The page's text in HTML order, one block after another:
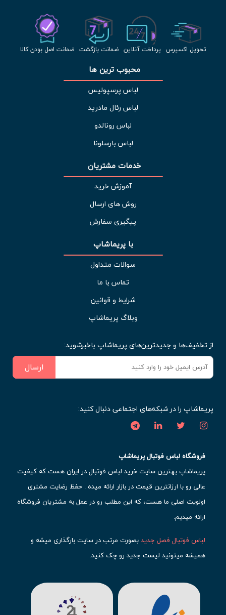
تحویل اکسپرس پرداخت آنلاین ضمانت بازگشت ضمانت اصل بودن کالا
محبوب ترین ها
لباس پرسپولیس
لباس رئال مادرید
لباس رونالدو
لباس بارسلونا
خدمات مشتریان
آموزش خرید
روش های ارسال
پیگیری سفارش
با پریماشاپ
سوالات متداول
تماس با ما
شرایط و قوانین
وبلاگ پریماشاپ
از تخفیف‌ها و جدیدترین‌های پریماشاپ باخبرشوید:
ارسال
پریماشاپ را در شبکه‌های اجتماعی دنبال کنید:
فروشگاه لباس فوتبال پریماشاپ
پریماشاپ بهترین سایت خرید لباس فوتبال در ایران هست که کیفیت
عالی رو با ارزانترین قیمت در بازار ارائه میده . حفظ رضایت مشتری
اولویت اصلی ما هست، که این مطلب رو در عمل به مشتریان فروشگاه
ارائه میدیم.
لباس فوتبال فصل جدیدبصورت مرتب در سایت بارگذاری میشه و
همیشه میتونید لیست جدید رو چک کنید.
حتما مشاهده کنید که قطعا برای تیم های مطرح دنیای فوتبال، تعداد
بیشتری محصول موجود میشه. این مورد شامل
لباس رئال مادرید